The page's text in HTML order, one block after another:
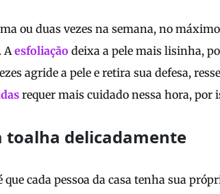
ou duas vezes na semana, no
Aesfoliação deixa a pele mais lisinha,
agride a pele e retira sua defesa,
requer mais cuidado nessa hora, por
toalha delicadamente
que cada pessoa da casa tenha sua